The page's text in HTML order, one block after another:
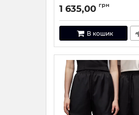
Артикул: DH9077-687-XL
1 635,00 грн
В кошик